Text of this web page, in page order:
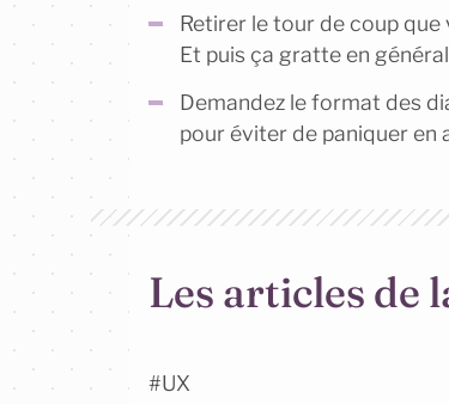
Retirer le tour de coup
Et puis ça gratte en général
Demandez le format des
pour éviter de paniquer en
Les articles de
#UX